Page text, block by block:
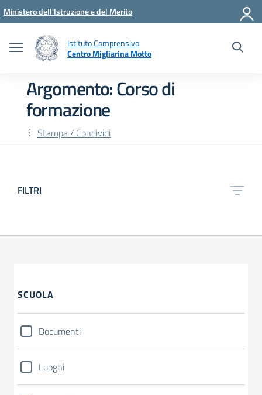
Vai ai contenuti
Vai al menu di navigazione
Vai al footer
Ministero dell'Istruzione e del Merito
Istituto Comprensivo
Centro Migliarina Motto
Argomento: Corso di
formazione
Stampa / Condividi
FILTRI
SCUOLA
Documenti
Luoghi